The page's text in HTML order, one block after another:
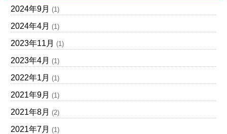
2024年9月 (1)
2024年4月 (1)
2023年11月 (1)
2023年4月 (1)
2022年1月 (1)
2021年9月 (1)
2021年8月 (2)
2021年7月 (1)